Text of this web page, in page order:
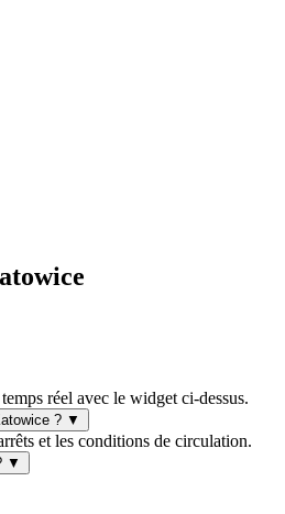
réel avec le widget ci-dessus.
? ▼
et les conditions de circulation.
▼